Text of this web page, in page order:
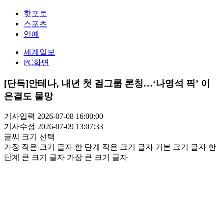
핫포토
스포츠
연예
세계일보
PC화면
[단독]안테나, 내년 첫 걸그룹 론칭…‘나영석 픽’ 이
은결도 물망
기사입력 2026-07-08 16:00:00
기사수정 2026-07-09 13:07:33
글씨 크기 선택
가장 작은 크기 글자 한 단계 작은 크기 글자 기본 크기 글자 한
단계 큰 크기 글자 가장 큰 크기 글자